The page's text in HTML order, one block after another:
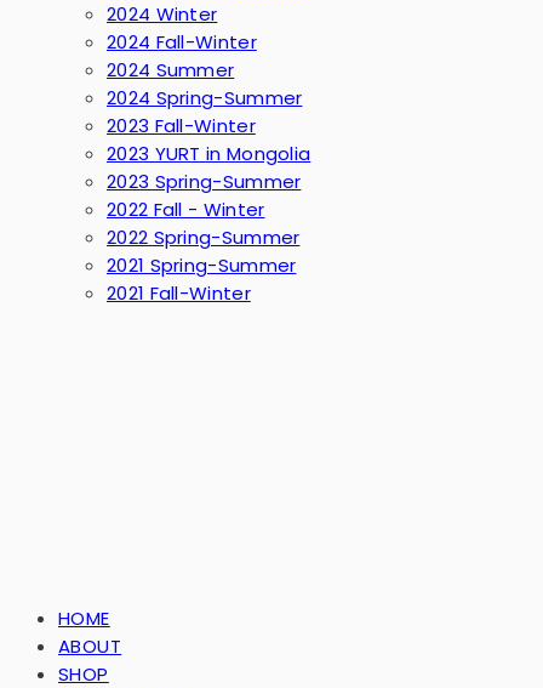
2024 Winter
2024 Fall-Winter
2024 Summer
2024 Spring-Summer
2023 Fall-Winter
2023 YURT in Mongolia
2023 Spring-Summer
2022 Fall - Winter
2022 Spring-Summer
2021 Spring-Summer
2021 Fall-Winter
HOME
ABOUT
SHOP